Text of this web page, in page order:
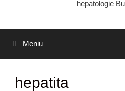
Meniu
hepatita